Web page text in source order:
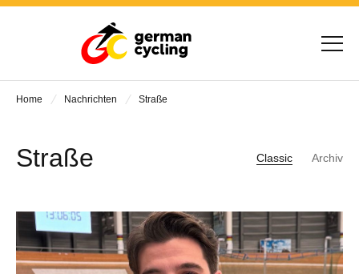
Home Nachrichten Straße
Straße Classic Archiv